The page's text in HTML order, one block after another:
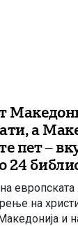
а
пет –
24
европската
на
и